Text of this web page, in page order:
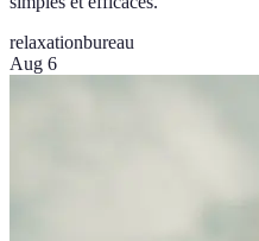
relaxationbureau
Aug 6